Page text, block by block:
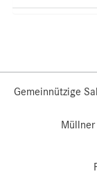
Gemeinnützige